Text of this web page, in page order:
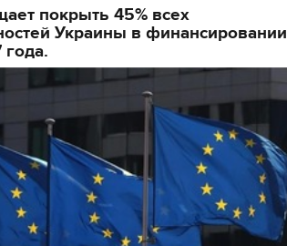
покрыть 45% всех
Украины в финансировании
года.